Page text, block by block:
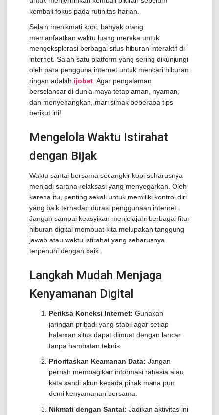
kembali fokus pada rutinitas harian.
Selain menikmati kopi, banyak orang
memanfaatkan waktu luang mereka untuk
mengeksplorasi berbagai situs hiburan interaktif di
internet. Salah satu platform yang sering dikunjungi
oleh para pengguna internet untuk mencari hiburan
ringan adalah ijobet . Agar pengalaman
berselancar di dunia maya tetap aman, nyaman,
dan menyenangkan, mari simak beberapa tips
berikut ini!
Mengelola Waktu Istirahat
dengan Bijak
Waktu santai bersama secangkir kopi seharusnya
menjadi sarana relaksasi yang menyegarkan. Oleh
karena itu, penting sekali untuk memiliki kontrol diri
yang baik terhadap durasi penggunaan internet.
Jangan sampai keasyikan menjelajahi berbagai fitur
hiburan digital membuat kita melupakan tanggung
jawab atau waktu istirahat yang seharusnya
terpenuhi dengan baik.
Langkah Mudah Menjaga
Kenyamanan Digital
Periksa Koneksi Internet: Gunakan
jaringan pribadi yang stabil agar setiap
halaman situs dapat dimuat dengan lancar
tanpa hambatan teknis.
Prioritaskan Keamanan Data: Jangan
pernah membagikan informasi rahasia atau
kata sandi akun kepada pihak mana pun
demi kenyamanan bersama.
Nikmati dengan Santai: Jadikan aktivitas ini